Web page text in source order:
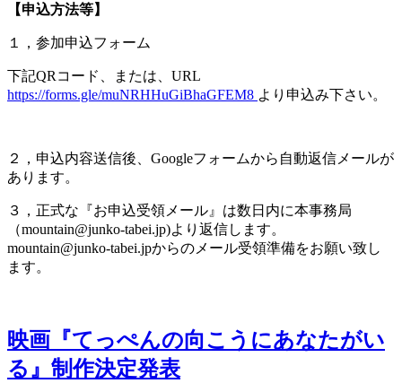
【申込方法等】
１，参加申込フォーム
下記QRコード、または、URL
https://forms.gle/muNRHHuGiBhaGFEM8 より申込み下さい。
２，申込内容送信後、Googleフォームから自動返信メールが
あります。
３，正式な『お申込受領メール』は数日内に本事務局
（mountain@junko-tabei.jp)より返信します。
mountain@junko-tabei.jpからのメール受領準備をお願い致し
ます。
映画『てっぺんの向こうにあなたがい
る』制作決定発表